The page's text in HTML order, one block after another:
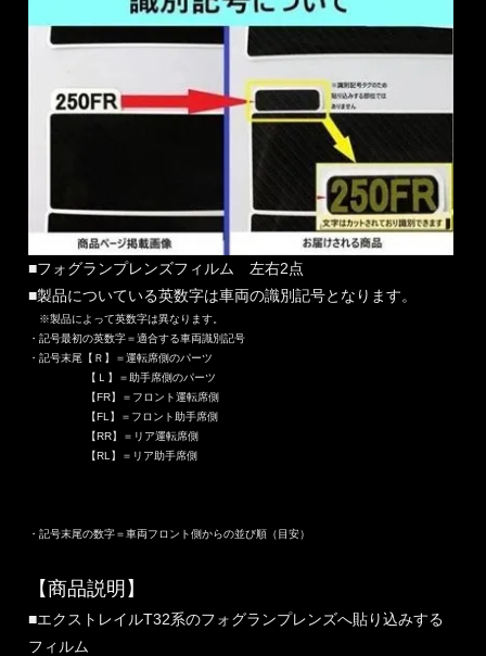
■フォグランプレンズフィルム 左右2点
■製品についている英数字は車両の識別記号となります。
※製品によって英数字は異なります。
・記号最初の英数字＝適合する車両識別記号
・記号末尾【Ｒ】＝運転席側のパーツ
【Ｌ】＝助手席側のパーツ
【FR】＝フロント運転席側
【FL】＝フロント助手席側
【RR】＝リア運転席側
【RL】＝リア助手席側
・記号末尾の数字＝車両フロント側からの並び順（目安）
【商品説明】
■エクストレイルT32系のフォグランプレンズへ貼り込みする
フィルム